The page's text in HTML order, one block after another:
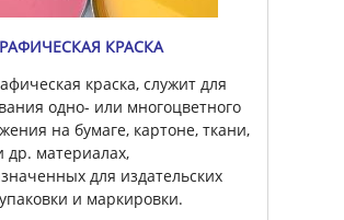
КРАСКА
краска, служит для
одно- или многоцветного
на бумаге, картоне, ткани,
др. материалах,
для издательских
и маркировки.